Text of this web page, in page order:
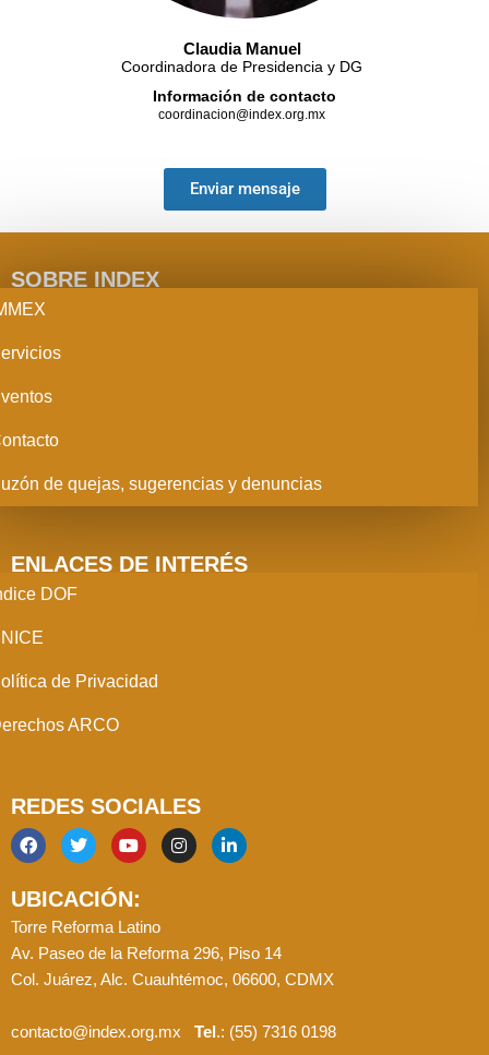
Claudia Manuel
Coordinadora de Presidencia y DG
Información de contacto
coordinacion@index.org.mx
Enviar mensaje
SOBRE INDEX
de quejas, sugerencias y denuncias
ENLACES DE INTERÉS
DOF
de Privacidad
ARCO
REDES SOCIALES
F
a
e
o
o
k
T
w
t
t
e
r
Y
o
t
u
b
e
I
n
r
a
m
L
i
i
n
UBICACIÓN:
Torre Reforma Latino
Av. Paseo de la Reforma 296, Piso 14
Col. Juárez, Alc. Cuauhtémoc, 06600, CDMX
contacto@index.org.mx Tel.: (55) 7316 0198